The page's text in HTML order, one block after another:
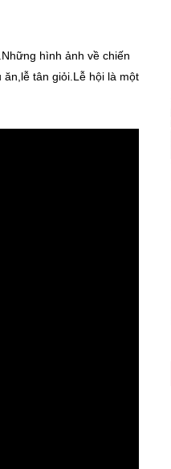
hình ảnh về chiến
tân giỏi.Lễ hội là một